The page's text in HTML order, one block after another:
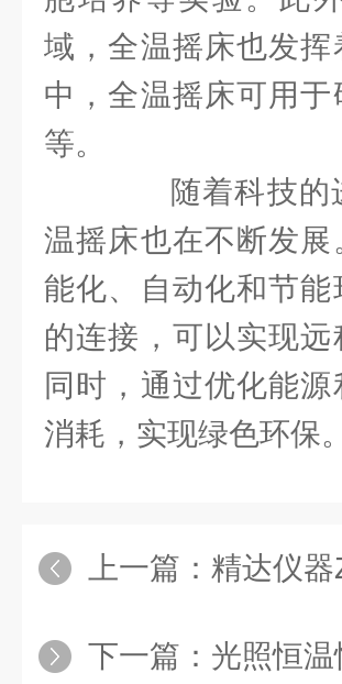
域，全温摇床也发
中，全温摇床可用
等。
随着科技的进
温摇床也在不断发
能化、自动化和节
的连接，可以实现
同时，通过优化能
消耗，实现绿色环保
上一篇： 精达仪器
下一篇： 光照恒温恒